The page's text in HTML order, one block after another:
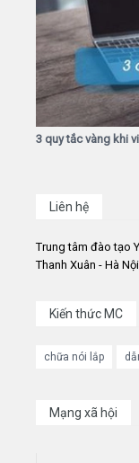
3 quy tắc vàng khi
Liên hệ
Trung tâm đào tạo
Thanh Xuân - Hà
Kiến thức MC
chữa nói lắp
Mạng xã hội